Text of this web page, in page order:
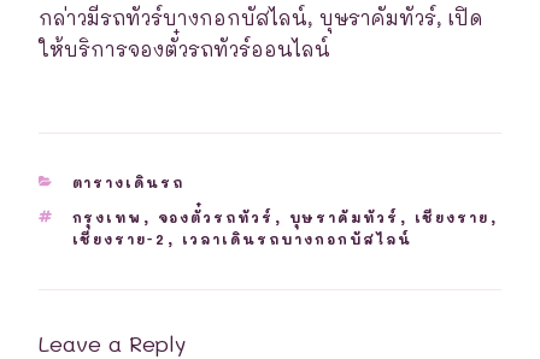
กล่าวมีรถทัวร์บางกอกบัสไลน์, บุษราคัมทัวร์, เปิด
ให้บริการจองตั๋วรถทัวร์ออนไลน์
CATEGORIES
ตารางเดินรถ
TAGS
กรุงเทพ , จองตั๋วรถทัวร์ , บุษราคัมทัวร์ , เชียงราย ,
เชียงราย-2 , เวลาเดินรถบางกอกบัสไลน์
Leave a Reply